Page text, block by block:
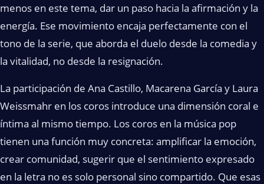
menos en este tema, dar un paso hacia la afirmación y la
energía. Ese movimiento encaja perfectamente con el
tono de la serie, que aborda el duelo desde la comedia y
la vitalidad, no desde la resignación.
La participación de Ana Castillo, Macarena García y Laura
Weissmahr en los coros introduce una dimensión coral e
íntima al mismo tiempo. Los coros en la música pop
tienen una función muy concreta: amplificar la emoción,
crear comunidad, sugerir que el sentimiento expresado
en la letra no es solo personal sino compartido. Que esas